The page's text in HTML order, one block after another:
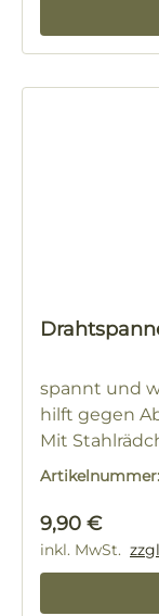
spannt und
hilft gegen
Mit
Artikelnummer:
Regulärer
9,90 €
inkl. MwSt.